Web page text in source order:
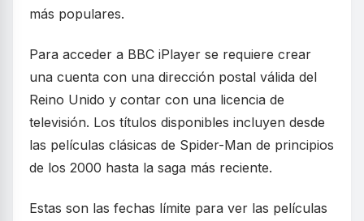
más populares.
Para acceder a BBC iPlayer se requiere crear
una cuenta con una dirección postal válida del
Reino Unido y contar con una licencia de
televisión. Los títulos disponibles incluyen desde
las películas clásicas de Spider-Man de principios
de los 2000 hasta la saga más reciente.
Estas son las fechas límite para ver las películas